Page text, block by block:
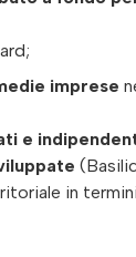
imprese
e
in